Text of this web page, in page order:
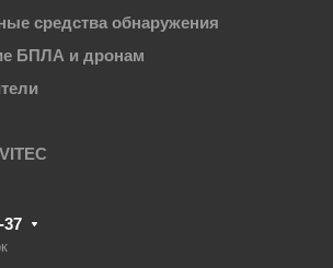
средства обнаружения
БПЛА и дронам
37